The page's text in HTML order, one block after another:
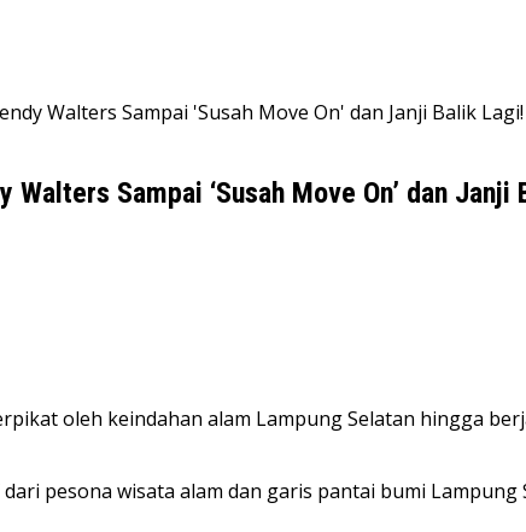
Walters Sampai 'Susah Move On' dan Janji Balik Lagi!
Sampai ‘Susah Move On’ dan Janji
oleh keindahan alam Lampung Selatan hingga
pesona wisata alam dan garis pantai bumi